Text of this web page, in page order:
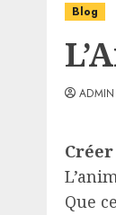
Blog
ADMIN
Que